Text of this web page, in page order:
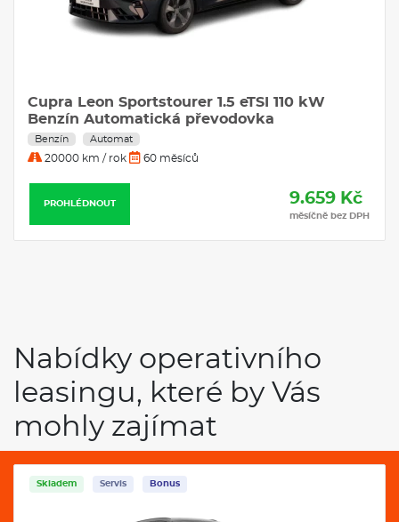
Cupra Leon Sportstourer 1.5 eTSI 110 kW
Benzín Automatická převodovka
Benzín Automat
20000 km / rok 60 měsíců
PROHLÉDNOUT 9.659 Kč
měsíčně bez DPH
Nabídky operativního
leasingu, které by Vás
mohly zajímat
Skladem Servis Bonus